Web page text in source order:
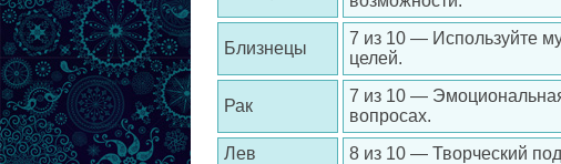
Близнецы
7 из 10 — Используйте
целей.
Рак
7 из 10 —
вопросах.
Лев
8 из 10 — Творческий